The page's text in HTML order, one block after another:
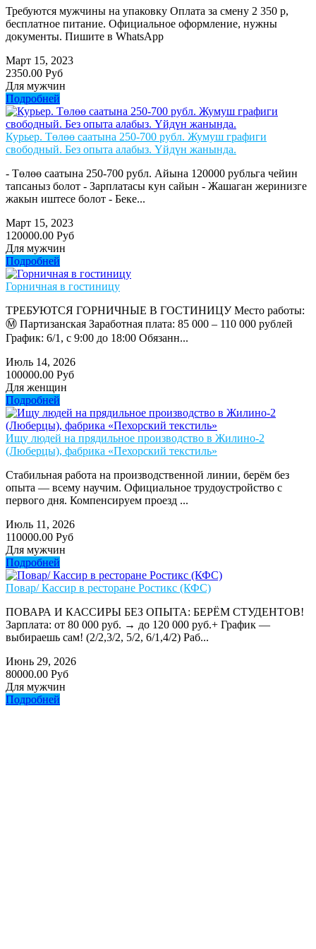
Требуются мужчины на упаковку Оплата за смену 2 350 р,
бесплатное питание. Официальное оформление, нужны
документы. Пишите в WhatsApp
Март 15, 2023
2350.00 Руб
Для мужчин
Подробней
Курьер. Төлөө саатына 250-700 рубл. Жумуш графиги
свободный. Без опыта алабыз. Үйдүн жанында.
- Төлөө саатына 250-700 рубл. Айына 120000 рубльга чейин
тапсаныз болот - Зарплатасы кун сайын - Жашаган жеринизге
жакын иштесе болот - Беке...
Март 15, 2023
120000.00 Руб
Для мужчин
Подробней
Горничная в гостиницу
ТРЕБУЮТСЯ ГОРНИЧНЫЕ В ГОСТИНИЦУ Место работы:
Ⓜ️ Партизанская Заработная плата: 85 000 – 110 000 рублей
График: 6/1, с 9:00 до 18:00 Обязанн...
Июль 14, 2026
100000.00 Руб
Для женщин
Подробней
Ищу людей на прядильное производство в Жилино-2
(Люберцы), фабрика «Пехорский текстиль»
Стабильная работа на производственной линии, берём без
опыта — всему научим. Официальное трудоустройство с
первого дня. Компенсируем проезд ...
Июль 11, 2026
110000.00 Руб
Для мужчин
Подробней
Повар/ Кассир в ресторане Ростикс (КФС)
ПОВАРА И КАССИРЫ БЕЗ ОПЫТА: БЕРЁМ СТУДЕНТОВ!
Зарплата: от 80 000 руб. → до 120 000 руб.+ График —
выбираешь сам! (2/2,3/2, 5/2, 6/1,4/2) Раб...
Июнь 29, 2026
80000.00 Руб
Для мужчин
Подробней